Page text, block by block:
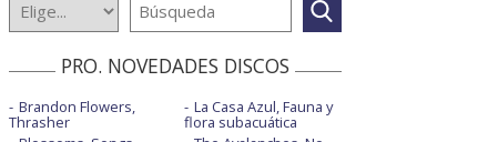
PRO. NOVEDADES DISCOS
Brandon Flowers,
Thrasher
La Casa Azul, Fauna y
flora subacuática